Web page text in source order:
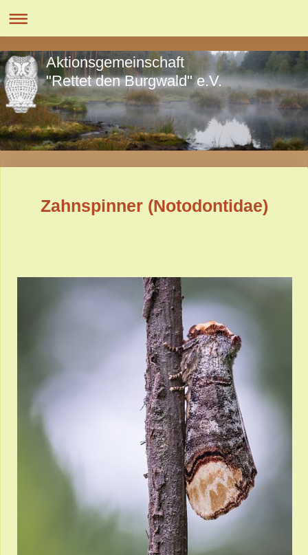
Aktionsgemeinschaft
"Rettet den Burgwald" e.V.
Zahnspinner (Notodontidae)